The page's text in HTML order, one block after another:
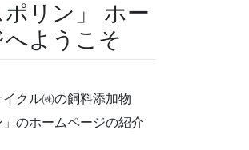
ポリン」 ホー
ようこそ
クル㈱の飼料添加物
」のホームページの紹介